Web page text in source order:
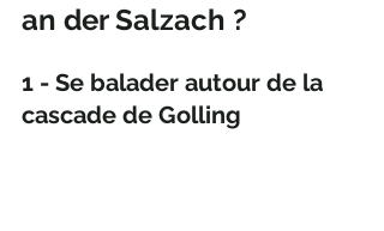
an der Salzach ?
1 - Se balader autour de la
cascade de Golling